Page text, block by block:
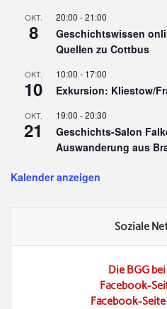
OKT.
8
20:00 -21:00
Geschichtswissen
Quellen zu Cottbus
OKT.
10
10:00 - 17:00
Exkursion: Kliestow/
OKT.
21
19:00 -20:30
Geschichts-Salon
Auswanderung aus
Kalender anzeigen
Soziale
Die BGG
Facebook-
Facebook-